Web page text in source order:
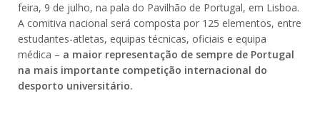
feira, 9 de julho, na pala do Pavilhão de Portugal, em Lisboa.
A comitiva nacional será composta por 125 elementos, entre
estudantes-atletas, equipas técnicas, oficiais e equipa
médica – a maior representação de sempre de Portugal
na mais importante competição internacional do
desporto universitário.